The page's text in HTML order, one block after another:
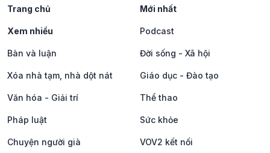
Trang chủ Mới nhất
Xem nhiều Podcast
Bàn và luận Đời sống - Xã hội
Xóa nhà tạm, nhà dột nát Giáo dục - Đào tạo
Văn hóa - Giải trí Thể thao
Pháp luật Sức khỏe
Chuyện người già VOV2 kết nối